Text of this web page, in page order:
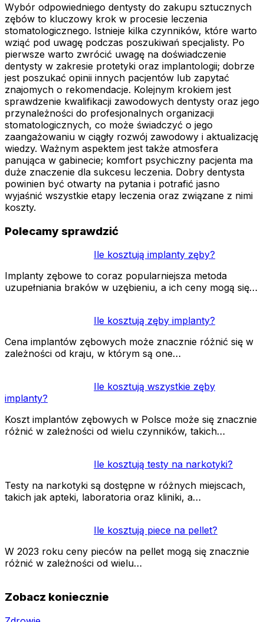
Wybór odpowiedniego dentysty do zakupu sztucznych
zębów to kluczowy krok w procesie leczenia
stomatologicznego. Istnieje kilka czynników, które warto
wziąć pod uwagę podczas poszukiwań specjalisty. Po
pierwsze warto zwrócić uwagę na doświadczenie
dentysty w zakresie protetyki oraz implantologii; dobrze
jest poszukać opinii innych pacjentów lub zapytać
znajomych o rekomendacje. Kolejnym krokiem jest
sprawdzenie kwalifikacji zawodowych dentysty oraz jego
przynależności do profesjonalnych organizacji
stomatologicznych, co może świadczyć o jego
zaangażowaniu w ciągły rozwój zawodowy i aktualizację
wiedzy. Ważnym aspektem jest także atmosfera
panująca w gabinecie; komfort psychiczny pacjenta ma
duże znaczenie dla sukcesu leczenia. Dobry dentysta
powinien być otwarty na pytania i potrafić jasno
wyjaśnić wszystkie etapy leczenia oraz związane z nimi
koszty.
Polecamy sprawdzić
Ile kosztują implanty zęby?
Implanty zębowe to coraz popularniejsza metoda
uzupełniania braków w uzębieniu, a ich ceny mogą się…
Ile kosztują zęby implanty?
Cena implantów zębowych może znacznie różnić się w
zależności od kraju, w którym są one…
Ile kosztują wszystkie zęby
implanty?
Koszt implantów zębowych w Polsce może się znacznie
różnić w zależności od wielu czynników, takich…
Ile kosztują testy na narkotyki?
Testy na narkotyki są dostępne w różnych miejscach,
takich jak apteki, laboratoria oraz kliniki, a…
Ile kosztują piece na pellet?
W 2023 roku ceny pieców na pellet mogą się znacznie
różnić w zależności od wielu…
Zobacz koniecznie